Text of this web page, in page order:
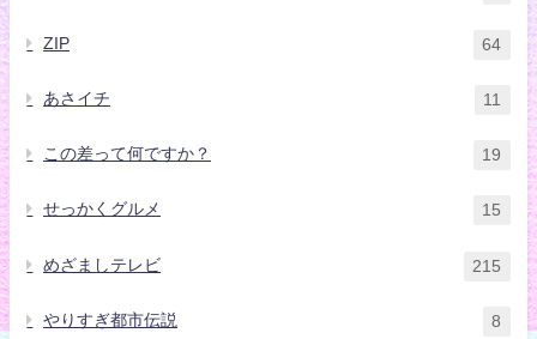
ZIP 64
あさイチ 11
この差って何ですか？ 19
せっかくグルメ 15
めざましテレビ 215
やりすぎ都市伝説 8